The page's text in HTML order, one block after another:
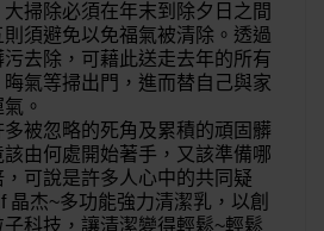
掃除必須在年末到除夕日之間
須避免以免福氣被清除。透過
去除，可藉此送走去年的所有
氣等掃出門，進而替自己與家
。
被忽略的死角及累積的頑固髒
由何處開始著手，又該準備哪
可說是許多人心中的共同疑
晶杰~多功能強力清潔乳，以創
科技，讓清潔變得輕鬆~輕鬆